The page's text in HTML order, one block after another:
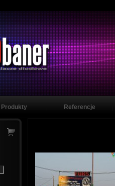
Produkty Referencje